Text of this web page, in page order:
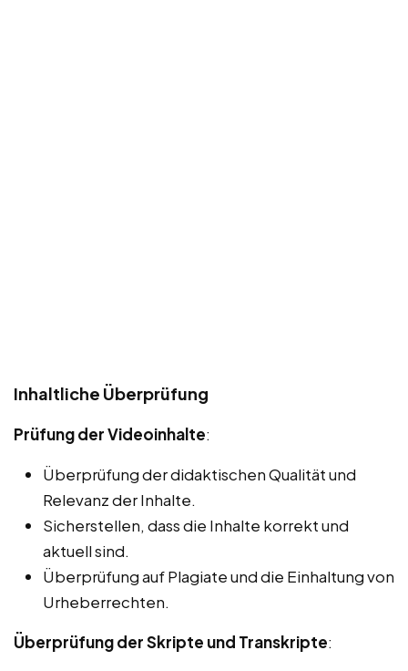
Inhaltliche Überprüfung
Prüfung der Videoinhalte:
Überprüfung der didaktischen Qualität und
Relevanz der Inhalte.
Sicherstellen, dass die Inhalte korrekt und
aktuell sind.
Überprüfung auf Plagiate und die Einhaltung von
Urheberrechten.
Überprüfung der Skripte und Transkripte: